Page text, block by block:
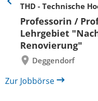
THD - Technische
Professorin /
Lehrgebiet
Renovierung"
Deggendorf
Eine
zurück
Zur Jobbörse